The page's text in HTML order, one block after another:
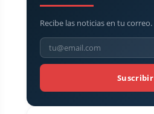
Recibe las noticias en tu correo.
Suscribir